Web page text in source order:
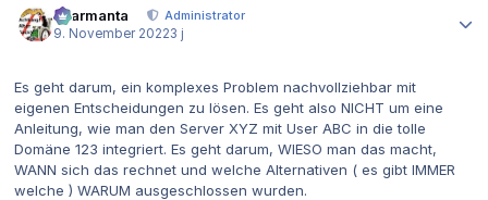
charmanta
Administrator
9. November 20223 j
Es geht darum, ein komplexes Problem nachvollziehbar mit
eigenen Entscheidungen zu lösen. Es geht also NICHT um eine
Anleitung, wie man den Server XYZ mit User ABC in die tolle
Domäne 123 integriert. Es geht darum, WIESO man das macht,
WANN sich das rechnet und welche Alternativen ( es gibt IMMER
welche ) WARUM ausgeschlossen wurden.